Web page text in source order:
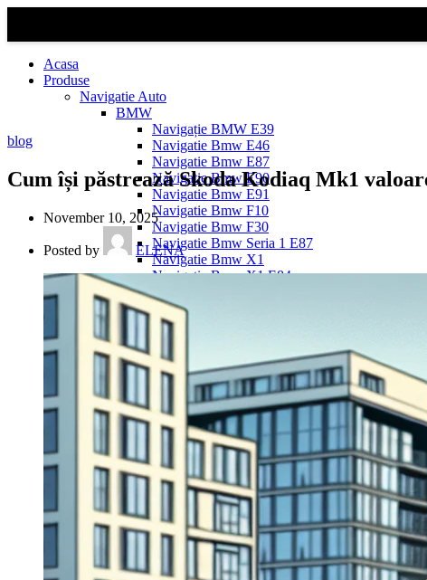
Acasa
Produse
Navigatie Auto
BMW
Navigație BMW E39
Navigatie Bmw E46
Navigatie Bmw E87
Navigatie Bmw E90
Navigatie Bmw E91
Navigatie Bmw F10
Navigatie Bmw F30
Navigatie Bmw Seria 1 E87
Navigatie Bmw X1
Navigatie Bmw X1 E84
Navigatie BMW X3
Navigatie BMW X3 E83
Navigatie BMW X3 f25
Dacia Logan
Navigație Dacia Logan 1 (2004–2012)
Navigație Dacia Logan 2 (2012–2020)
Navigație Dacia Logan 3 (2020–Prezent)
Dacia Duster
Navigatie Duster 2011
Navigatie Duster 2019
Audi
Navigatie Audi A3 8p
Navigatie Audi A4
Navigatie Audi A4 B6
Navigatie Audi A4 B7
Navigatie Audi A4 B8
Navigatie Audi A5
Navigatie Audi A6 C5
blog
Cum își păstrează Skoda Kodiaq Mk1
November 10, 2025
Posted by ELENA